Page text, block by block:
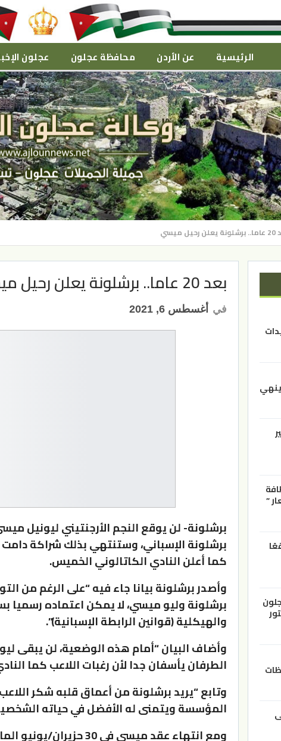
الرئيسية عن الأردن محافظة عجلون عجلون
ميسي
بعد 20 عاما.. برشلونة يعلن رحيل ميسي
في أغسطس 6, 2021
برشلونة- لن يوقع النجم الأرجنتيني ليونيل
كما أعلن النادي الكاتالوني الخميس.
وأصدر برشلونة بيانا جاء فيه “على الرغم من
برشلونة وليو ميسي، لا يمكن اعتماده رسميا
والهيكلية (قوانين الرابطة الإسبانية)”.
وأضاف البيان “أمام هذه الوضعية، لن يبقى
الطرفان يأسفان جدا لأن رغبات اللاعب كما
وتابع “يريد برشلونة من أعماق قلبه شكر
المؤسسة ويتمنى له الأفضل في حياته الشخصية
ومع انتهاء عقد ميسي في 30
”